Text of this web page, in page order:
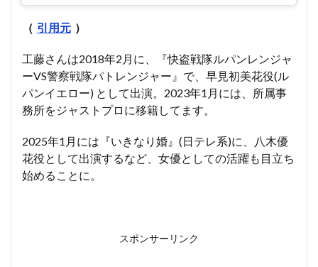
（ 引用元 ）
工藤さんは2018年2月に、『快盗戦隊ルパンレンジャ
ーVS警察戦隊パトレンジャー』で、早見初美花役(ル
パンイエロー) として出演。2023年1月には、所属事
務所をジャストプロに移籍してます。
2025年1月には『いきなり婚』(日テレ系)に、八木優
花役として出演するなど、女優としての活躍も目立ち
始めることに。
スポンサーリンク